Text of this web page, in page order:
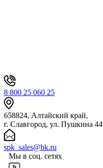
8 800 25 060 25
658824, Алтайский край,
г. Славгород, ул. Пушкина 44
spk_sales@bk.ru
Мы в соц. сетях